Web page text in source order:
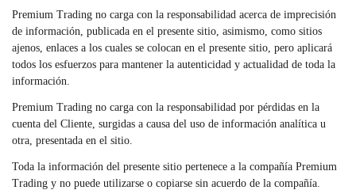
Premium Trading no carga con la responsabilidad acerca de imprecisión
de información, publicada en el presente sitio, asimismo, como sitios
ajenos, enlaces a los cuales se colocan en el presente sitio, pero aplicará
todos los esfuerzos para mantener la autenticidad y actualidad de toda la
información.
Premium Trading no carga con la responsabilidad por pérdidas en la
cuenta del Cliente, surgidas a causa del uso de información analítica u
otra, presentada en el sitio.
Toda la información del presente sitio pertenece a la compañía Premium
Trading y no puede utilizarse o copiarse sin acuerdo de la compañía.